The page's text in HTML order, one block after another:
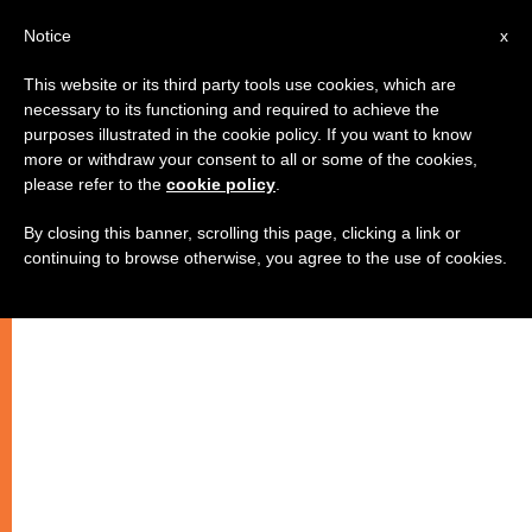
فن التواصل بين الزوجين
ابتداء دورة “الجامعة الأوروبية في روما”
x
Notice
This website or its third party tools use cookies, which are
necessary to its functioning and required to achieve the
purposes illustrated in the cookie policy. If you want to know
more or withdraw your consent to all or some of the cookies,
please refer to the cookie policy
By closing this banner, scrolling this page, clicking a link or
continuing to browse otherwise, you agree to the use of cookies.